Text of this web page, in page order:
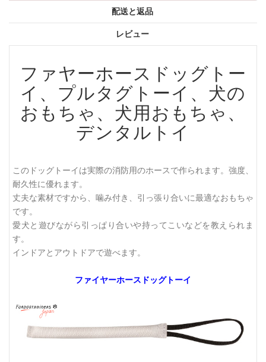
配送と返品
レビュー
ファヤーホースドッグトー
イ、プルタグトーイ、犬の
おもちゃ、犬用おもちゃ、
デンタルトイ
このドッグトーイは実際の消防用のホースで作られます。強度、
耐久性に優れます。
丈夫な素材ですから、噛み付き、引っ張り合いに最適なおもちゃ
です。
愛犬と遊びながら引っぱり合いや持ってこいなどを教えられま
す。
インドアとアウトドアで遊べます。
ファイヤーホースドッグトーイ